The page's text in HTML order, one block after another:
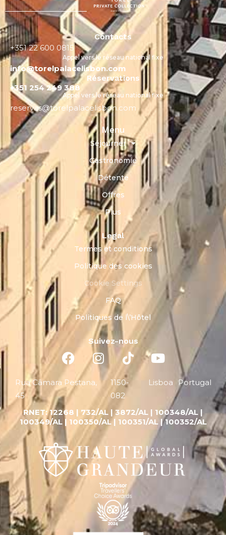
Contacts
+351 22 600 0815
Appel vers le réseau national fixe
info@torelpalacelisbon.com
Réservations
+351 254 249 388
Appel vers le réseau national fixe
reservas@torelpalacelisbon.com
Menu
Séjourner
Gastronomie
Détente
Offres
Plus
Legal
Termes et conditions
Politique des cookies
Cookie Settings
FAQ
Politiques de l\’Hôtel
Suivez-nous
Rua Câmara Pestana,
45
1150-
082
Lisboa Portugal
RNET:12268 | 732/AL | 3872/AL | 100348/AL |
100349/AL | 100350/AL | 100351/AL | 100352/AL